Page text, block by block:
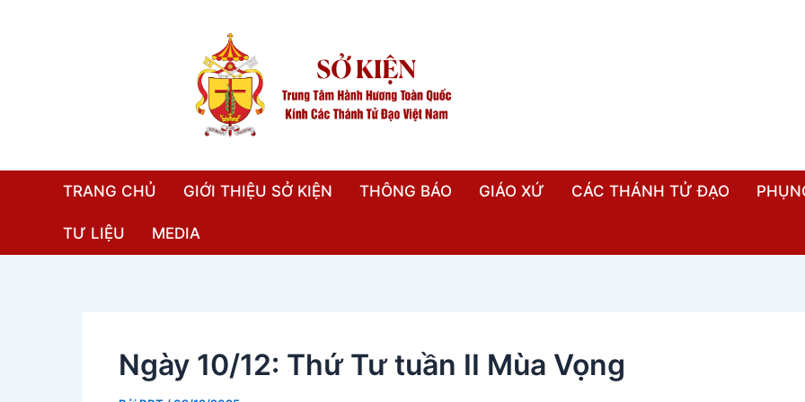
TRANG CHỦ GIỚI THIỆU SỞ KIỆN THÔNG BÁO GIÁO XỨ CÁC THÁNH TỬ ĐẠO
TƯ LIỆU MEDIA
Ngày 10/12: Thứ Tư tuần II Mùa Vọng